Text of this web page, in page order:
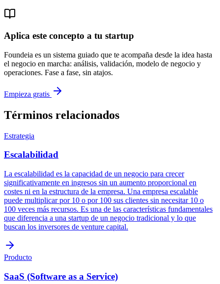
Aplica este concepto a tu startup
Foundeia es un sistema guiado que te acompaña desde la idea hasta
el negocio en marcha: análisis, validación, modelo de negocio y
operaciones. Fase a fase, sin atajos.
Empieza gratis
Términos relacionados
Estrategia
Escalabilidad
La escalabilidad es la capacidad de un negocio para crecer
significativamente en ingresos sin un aumento proporcional en
costes ni en la estructura de la empresa. Una empresa escalable
puede multiplicar por 10 o por 100 sus clientes sin necesitar 10 o
100 veces más recursos. Es una de las características fundamentales
que diferencia a una startup de un negocio tradicional y lo que
buscan los inversores de venture capital.
Producto
SaaS (Software as a Service)